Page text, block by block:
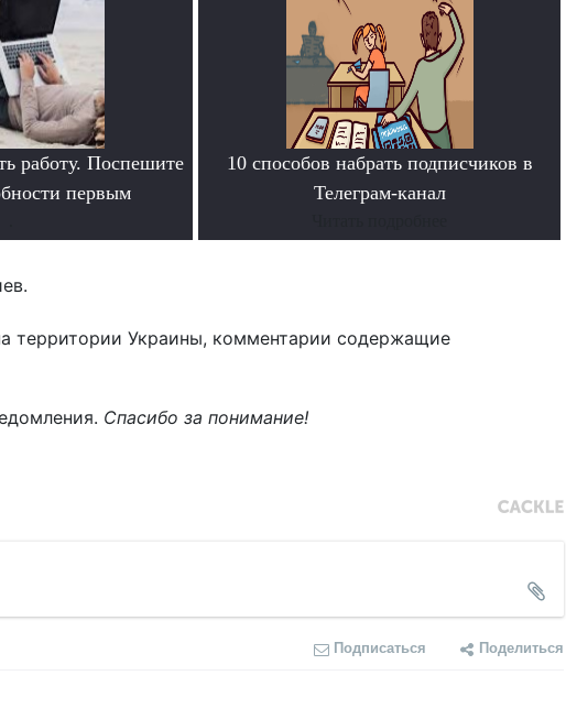
работу. Поспешите
первым
10 способов набрать подписчиков в
Телеграм-канал
территории Украины, комментарии содержащие
Спасибо за понимание!
Подписаться Поделиться